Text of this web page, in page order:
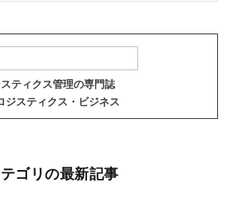
ティクス管理の専門誌
ジスティクス・ビジネス
ゴリの最新記事